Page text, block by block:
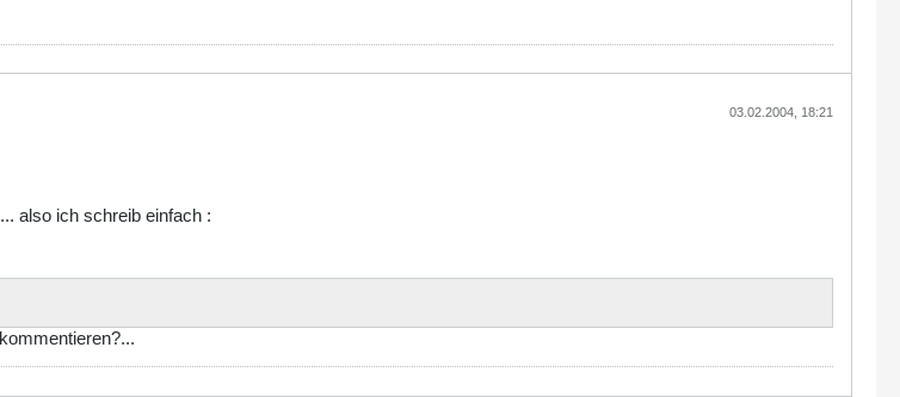
03.02.2004, 18:21
also ich schreib einfach :